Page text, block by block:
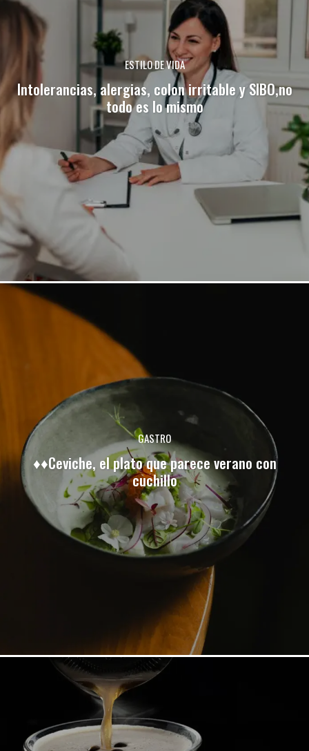
ESTILO DE VIDA
Intolerancias, alergias, colon irritable y SIBO,no
todo es lo mismo
GASTRO
♦♦Ceviche, el plato que parece verano con
cuchillo